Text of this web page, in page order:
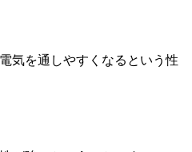
気を通しやすくなるという性